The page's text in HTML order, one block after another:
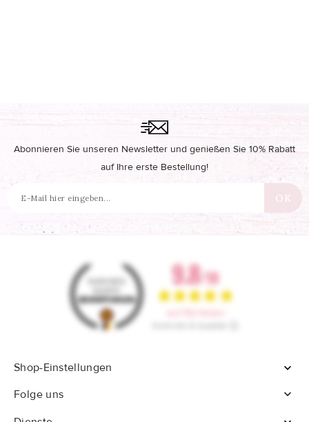
Abonnieren Sie unseren Newsletter und genießen Sie 10% Rabatt
auf Ihre erste Bestellung!
Shop-Einstellungen

Folge uns
